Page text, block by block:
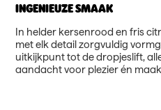
INGENIEUZE SMAAK
In helder kersenrood en fris
met elk detail zorgvuldig
uitkijkpunt tot de dropjeslift,
aandacht voor plezier én